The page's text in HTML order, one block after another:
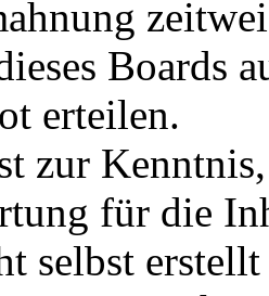
Boards
erteilen.
zur
für die
selbst